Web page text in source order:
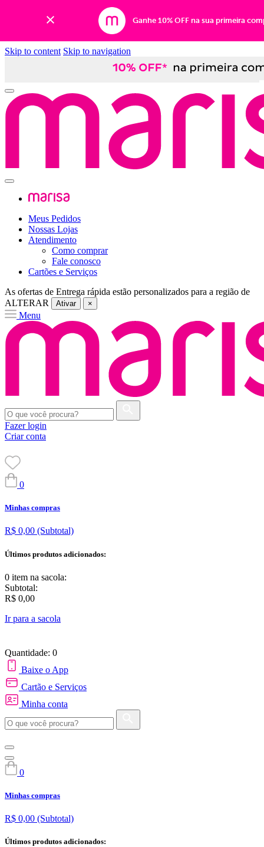
Ganhe 10% OFF na sua primeira
Skip to content Skip to navigation
Meus Pedidos
Nossas Lojas
Atendimento
Como comprar
Fale conosco
Cartões e Serviços
As ofertas de Entrega rápida estão personalizados para a região de
ALTERAR
Ativar ×
Menu
Fazer login
Criar conta
0
Minhas compras
R$ 0,00 (Subtotal)
Últimos produtos adicionados:
0 item na sacola:
Subtotal:
R$ 0,00
Ir para a sacola
Quantidade: 0
Baixe o App
Cartão e Serviços
Minha conta
0
Minhas compras
R$ 0,00 (Subtotal)
Últimos produtos adicionados: